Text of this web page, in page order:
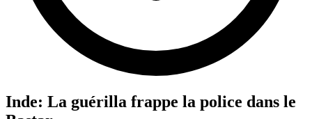
Inde: La guérilla frappe la police dans le